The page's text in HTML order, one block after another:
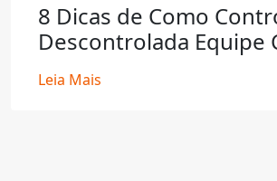
8 Dicas de Como
Descontrolada Equipe
Leia Mais